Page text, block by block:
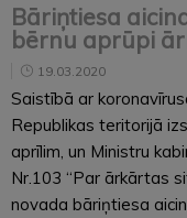
Bāriņtiesa
bērnu aprūpi
19.03.2020
Saistībā ar
Republikas teritorijā
aprīlim, un Ministru
Nr.103 “Par ārkārtas
novada bāriņtiesa